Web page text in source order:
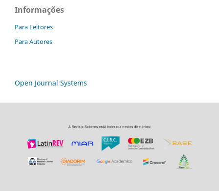
Informações
Para Leitores
Para Autores
Open Journal Systems